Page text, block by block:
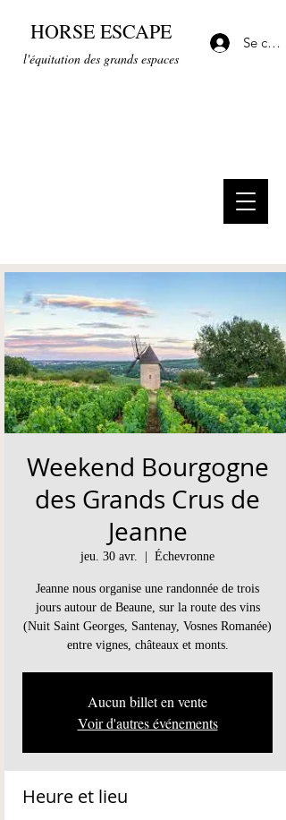
HORSE ESCAPE
l'équitation des grands espaces
Se
Weekend Bourgogne
des Grands Crus de
Jeanne
jeu. 30 avr. Échevronne
Jeanne nous organise une randonnée de trois
jours autour de Beaune, sur la route des vins
(Nuit Saint Georges, Santenay, Vosnes Romanée)
entre vignes, châteaux et monts.
Aucun billet en vente
Voir d'autres événements
Heure et lieu